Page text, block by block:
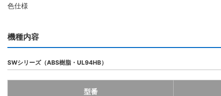
色仕様
機種内容
SWシリーズ（ABS樹脂・UL94HB）
型番